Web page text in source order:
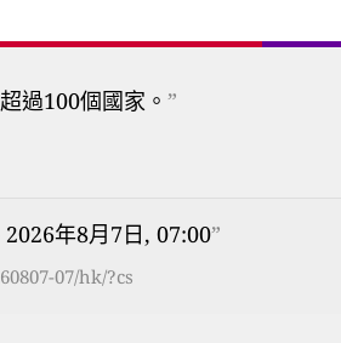
過100個國家。 ”
2026年8月7日, 07:00”
07/hk/?cs